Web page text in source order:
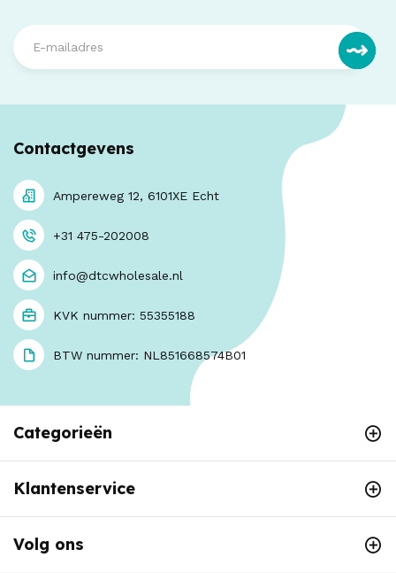
Contactgevens
Ampereweg 12, 6101XE Echt
+31 475-202008
info@dtcwholesale.nl
KVK nummer: 55355188
BTW nummer: NL851668574B01
Categorieën
Klantenservice
Volg ons